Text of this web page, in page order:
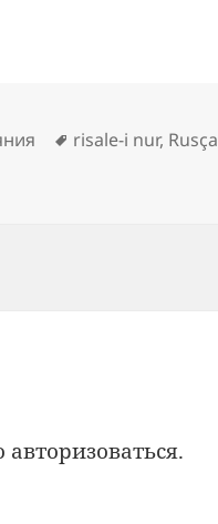
Метки
risale-i nur, Rusça
авторизоваться.